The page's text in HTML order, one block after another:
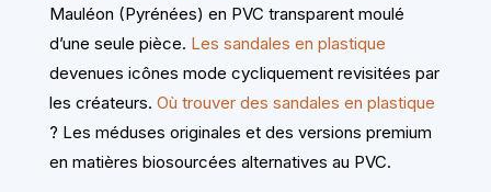
Mauléon (Pyrénées) en PVC transparent moulé
d’une seule pièce. Les sandales en plastique
devenues icônes mode cycliquement revisitées par
les créateurs. Où trouver des sandales en plastique
? Les méduses originales et des versions premium
en matières biosourcées alternatives au PVC.